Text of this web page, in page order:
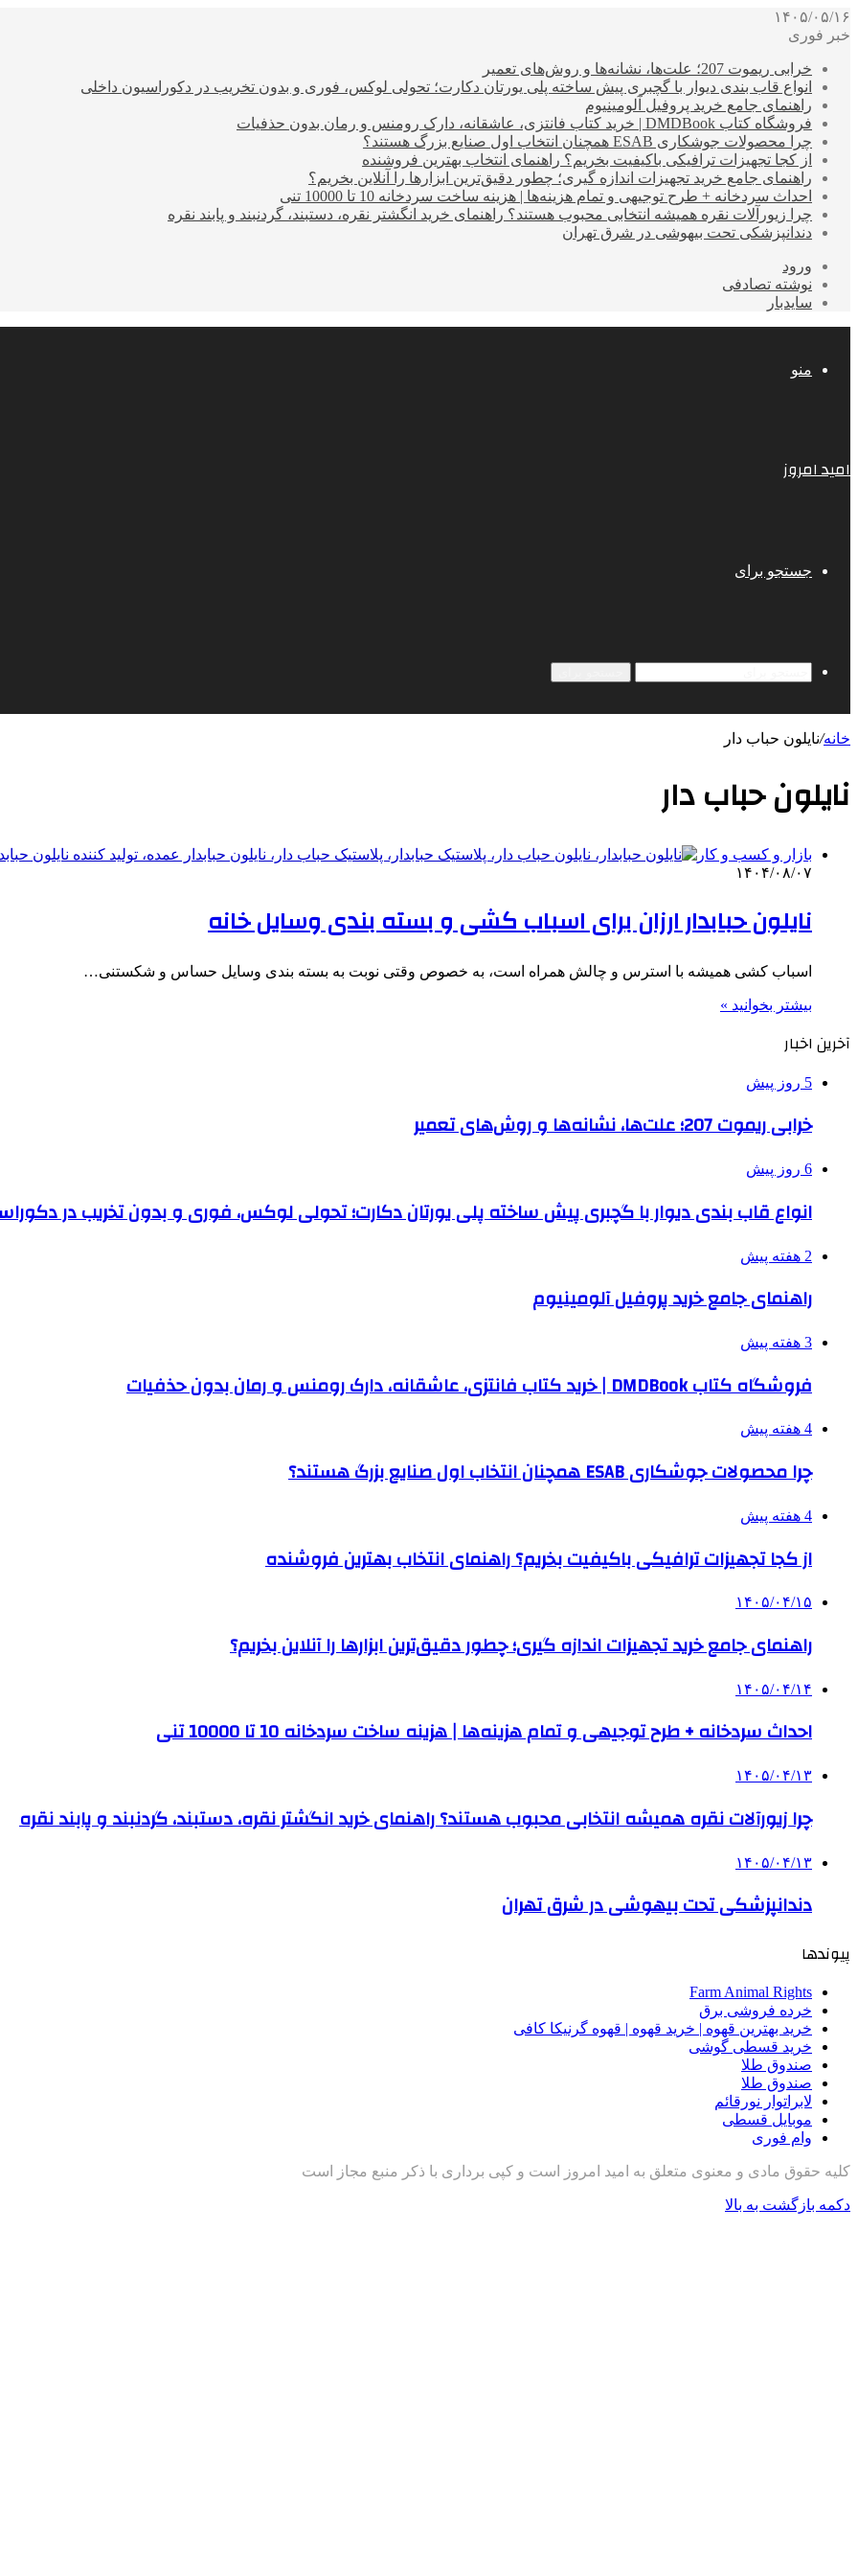
۱۴۰۵/۰۵/۱۶
خبر فوری
خرابی ریموت 207؛ علت‌ها، نشانه‌ها و روش‌های تعمیر
انواع قاب بندی دیوار با گچبری پیش ساخته پلی یورتان دکارت؛ تحولی لوکس، فوری و بدون تخریب در دکوراسیون داخلی
راهنمای جامع خرید پروفیل آلومینیوم
فروشگاه کتاب DMDBook | خرید کتاب فانتزی، عاشقانه، دارک رومنس و رمان بدون حذفیات
چرا محصولات جوشکاری ESAB همچنان انتخاب اول صنایع بزرگ هستند؟
از کجا تجهیزات ترافیکی باکیفیت بخریم؟ راهنمای انتخاب بهترین فروشنده
راهنمای جامع خرید تجهیزات اندازه گیری؛ چطور دقیق‌ترین ابزارها را آنلاین بخریم؟
احداث سردخانه + طرح توجیهی و تمام هزینه‌ها | هزینه ساخت سردخانه 10 تا 10000 تنی
چرا زیورآلات نقره همیشه انتخابی محبوب هستند؟ راهنمای خرید انگشتر نقره، دستبند، گردنبند و پابند نقره
دندانپزشکی تحت بیهوشی در شرق تهران
ورود
نوشته تصادفی
سایدبار
منو
امید امروز
جستجو برای
خانه/نایلون حباب دار
نایلون حباب دار
بازار و کسب و کار
۱۴۰۴/۰۸/۰۷
نایلون حبابدار ارزان برای اسباب کشی و بسته بندی وسایل خانه
اسباب کشی همیشه با استرس و چالش همراه است، به خصوص وقتی نوبت به بسته بندی وسایل حساس و شکستنی…
بیشتر بخوانید »
آخرین اخبار
5 روز پیش
خرابی ریموت 207؛ علت‌ها، نشانه‌ها و روش‌های تعمیر
6 روز پیش
انواع قاب بندی دیوار با گچبری پیش ساخته پلی یورتان دکارت؛ تحولی لوکس، فوری و بدون تخریب در
2 هفته پیش
راهنمای جامع خرید پروفیل آلومینیوم
3 هفته پیش
فروشگاه کتاب DMDBook | خرید کتاب فانتزی، عاشقانه، دارک رومنس و رمان بدون حذفیات
4 هفته پیش
چرا محصولات جوشکاری ESAB همچنان انتخاب اول صنایع بزرگ هستند؟
4 هفته پیش
از کجا تجهیزات ترافیکی باکیفیت بخریم؟ راهنمای انتخاب بهترین فروشنده
۱۴۰۵/۰۴/۱۵
راهنمای جامع خرید تجهیزات اندازه گیری؛ چطور دقیق‌ترین ابزارها را آنلاین بخریم؟
۱۴۰۵/۰۴/۱۴
احداث سردخانه + طرح توجیهی و تمام هزینه‌ها | هزینه ساخت سردخانه 10 تا 10000 تنی
۱۴۰۵/۰۴/۱۳
چرا زیورآلات نقره همیشه انتخابی محبوب هستند؟ راهنمای خرید انگشتر نقره، دستبند، گردنبند و پابند نقره
۱۴۰۵/۰۴/۱۳
دندانپزشکی تحت بیهوشی در شرق تهران
پیوندها
Farm Animal Rights
خرده فروشی برق
خرید بهترین قهوه | خرید قهوه | قهوه گرنیکا کافی
خرید قسطی گوشی
صندوق طلا
صندوق طلا
لابراتوار نورقائم
موبایل قسطی
وام فوری
کلیه حقوق مادی و معنوی متعلق به امید امروز است و کپی برداری با ذکر منبع مجاز است
دکمه بازگشت به بالا